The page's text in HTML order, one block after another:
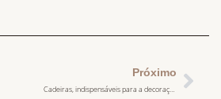
Próximo
Cadeiras, indispensáveis para a decoração